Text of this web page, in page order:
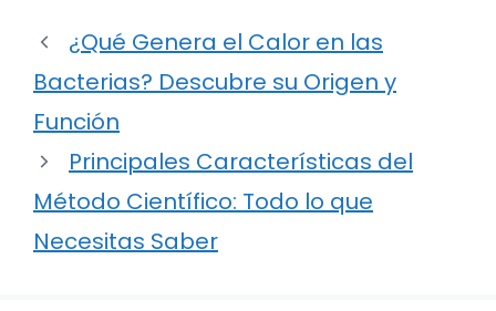
¿Qué Genera el Calor en las
Bacterias? Descubre su Origen y
Función
Principales Características del
Método Científico: Todo lo que
Necesitas Saber